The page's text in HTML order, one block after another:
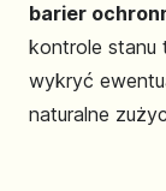
barier
kontrole stanu
wykryć
naturalne